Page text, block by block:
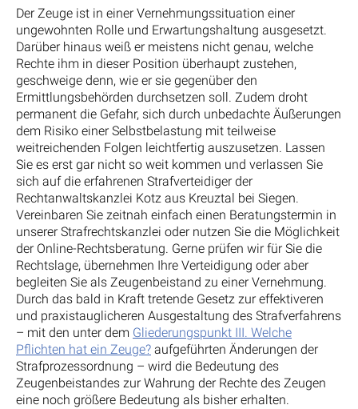
Der Zeuge ist in einer Vernehmungssituation einer
ungewohnten Rolle und Erwartungshaltung ausgesetzt.
Darüber hinaus weiß er meistens nicht genau, welche
Rechte ihm in dieser Position überhaupt zustehen,
geschweige denn, wie er sie gegenüber den
Ermittlungsbehörden durchsetzen soll. Zudem droht
permanent die Gefahr, sich durch unbedachte Äußerungen
dem Risiko einer Selbstbelastung mit teilweise
weitreichenden Folgen leichtfertig auszusetzen. Lassen
Sie es erst gar nicht so weit kommen und verlassen Sie
sich auf die erfahrenen Strafverteidiger der
Rechtanwaltskanzlei Kotz aus Kreuztal bei Siegen.
Vereinbaren Sie zeitnah einfach einen Beratungstermin in
unserer Strafrechtskanzlei oder nutzen Sie die Möglichkeit
der Online-Rechtsberatung. Gerne prüfen wir für Sie die
Rechtslage, übernehmen Ihre Verteidigung oder aber
begleiten Sie als Zeugenbeistand zu einer Vernehmung.
Durch das bald in Kraft tretende Gesetz zur effektiveren
und praxistauglicheren Ausgestaltung des Strafverfahrens
– mit den unter dem Gliederungspunkt III. Welche
Pflichten hat ein Zeuge? aufgeführten Änderungen der
Strafprozessordnung – wird die Bedeutung des
Zeugenbeistandes zur Wahrung der Rechte des Zeugen
eine noch größere Bedeutung als bisher erhalten.